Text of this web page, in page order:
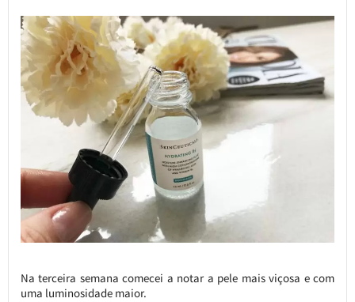
Na terceira semana comecei a notar a pele mais viçosa e com
uma luminosidade maior.